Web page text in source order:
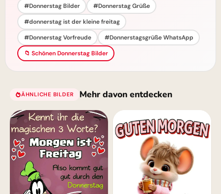
#Donnerstag Bilder
#Donnerstag Grüße
#donnerstag ist der kleine freitag
#Donnerstag Vorfreude
#Donnerstagsgrüße WhatsApp
📁 Schönen Donnerstag Bilder
ÄHNLICHE BILDER Mehr davon entdecken